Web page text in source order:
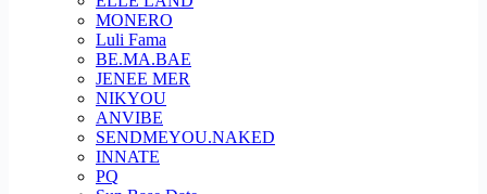
MONERO
Luli Fama
BE.MA.BAE
JENEE MER
NIKYOU
ANVIBE
SENDMEYOU.NAKED
INNATE
PQ